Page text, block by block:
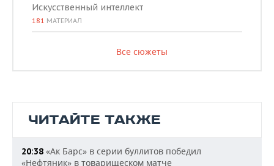
Искусственный интеллект
181 МАТЕРИАЛ
Все сюжеты
ЧИТАЙТЕ ТАКЖЕ
20:38 «Ак Барс» в серии буллитов победил
«Нефтяник» в товарищеском матче